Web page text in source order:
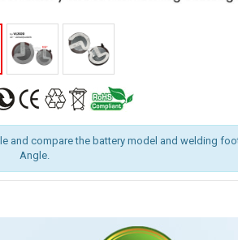
and compare the battery model and welding
Angle.